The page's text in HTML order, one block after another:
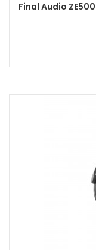
Final Audio